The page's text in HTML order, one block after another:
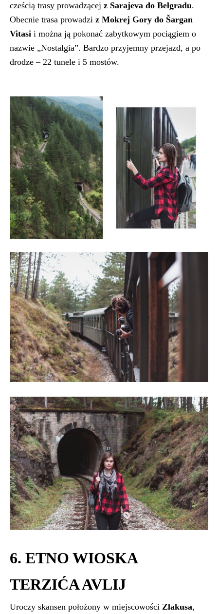
cześcią trasy prowadzącej z Sarajeva do Belgradu.
Obecnie trasa prowadzi z Mokrej Gory do Šargan
Vitasi i można ją pokonać zabytkowym pociągiem o
nazwie „Nostalgia”. Bardzo przyjemny przejazd, a po
drodze – 22 tunele i 5 mostów.
6. ETNO WIOSKA
TERZIĆA AVLIJ
Uroczy skansen położony w miejscowości Zlakusa,